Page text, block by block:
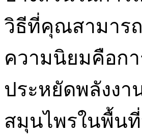
วิธีที่คุณสามาร
ความนิยมคือกา
ประหยัดพลังง
สมุนไพรในพื้น